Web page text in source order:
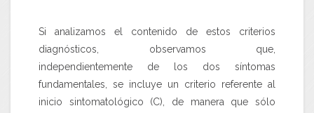
Si analizamos el contenido de estos criterios
diagnósticos, observamos que,
independientemente de los dos síntomas
fundamentales, se incluye un criterio referente al
inicio sintomatológico (C), de manera que sólo